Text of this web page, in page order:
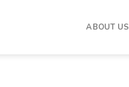
ABOUT US